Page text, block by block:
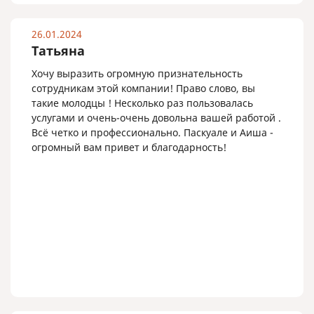
26.01.2024
Татьяна
Хочу выразить огромную признательность
сотрудникам этой компании! Право слово, вы
такие молодцы ! Несколько раз пользовалась
услугами и очень-очень довольна вашей работой .
Всё четко и профессионально. Паскуале и Аиша -
огромный вам привет и благодарность!